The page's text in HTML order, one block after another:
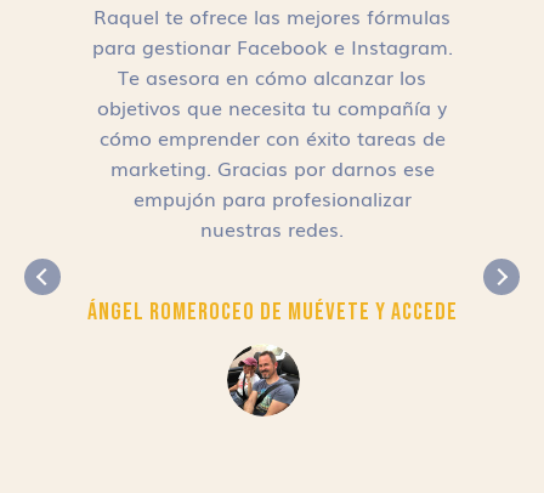
Raquel te ofrece las mejores fórmulas
para gestionar Facebook e Instagram.
Te asesora en cómo alcanzar los
objetivos que necesita tu compañía y
cómo emprender con éxito tareas de
marketing. Gracias por darnos ese
empujón para profesionalizar
nuestras redes.
Ángel RomeroCEO de Muévete y Accede